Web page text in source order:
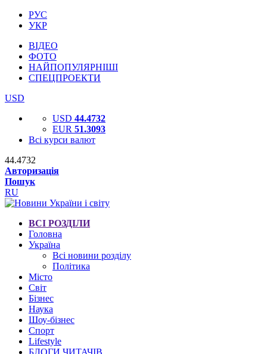
РУС
УКР
ВІДЕО
ФОТО
НАЙПОПУЛЯРНІШІ
СПЕЦПРОЕКТИ
USD
USD 44.4732
EUR 51.3093
Всі курси валют
44.4732
Авторизація
Пошук
RU
ВСІ РОЗДІЛИ
Головна
Україна
Всі новини розділу
Політика
Місто
Світ
Бізнес
Наука
Шоу-бізнес
Спорт
Lifestyle
БЛОГИ ЧИТАЧІВ